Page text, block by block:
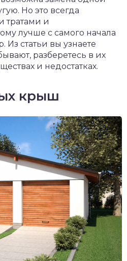
Но это всегда
тратами и
лучше с самого начала
Из статьи вы узнаете
разберетесь в их
и недостатках.
крыш